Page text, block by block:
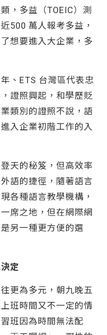
，多益（TOEIC）測
500 萬人報考多益，
想要進入大企業，多
、ETS 台灣區代表忠
證照興起，和學歷貶
類別的證照不說，語
入企業初階工作的入
天的秘笈，但高效率
語的捷徑，隨著語言
各種語言教學機構，
席之地，但在網際網
另一種更方便的選
定
更為多元，朝九晚五
班時間又不一定的情
班因為時間無法配